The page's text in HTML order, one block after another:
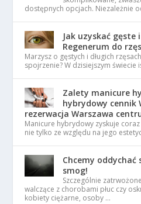
dostępnych opcjach. Niezależnie
Jak uzyskać gęste
Regenerum do
Marzysz o gęstych i długich
spojrzenie? W dzisiejszym
Zalety manicure
hybrydowy cennik
rezerwacja Warszawa
Manicure hybrydowy zyskuje
nie tylko ze względu na jego
Chcemy oddychać
smog!
Szczególnie
walczące z chorobami płuc czy
kobiety ciężarne, osoby …